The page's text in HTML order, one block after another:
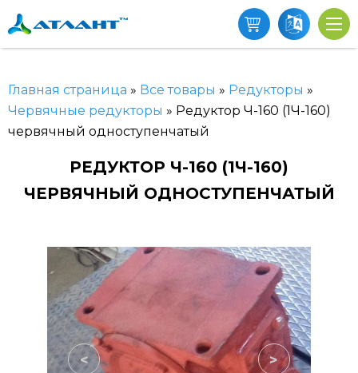
Главная страница » Все товары » Редукторы »
Червячные редукторы » Редуктор Ч-160 (1Ч-160)
червячный одноступенчатый
РЕДУКТОР Ч-160 (1Ч-160)
ЧЕРВЯЧНЫЙ ОДНОСТУПЕНЧАТЫЙ
< >